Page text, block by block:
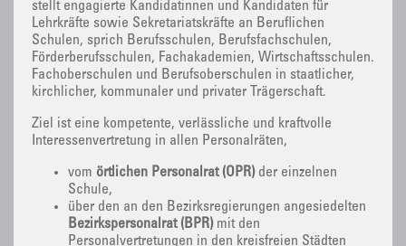
stellt engagierte Kandidatinnen und Kandidaten für
Lehrkräfte sowie Sekretariatskräfte an Beruflichen
Schulen, sprich Berufsschulen, Berufsfachschulen,
Förderberufsschulen, Fachakademien, Wirtschaftsschulen.
Fachoberschulen und Berufsoberschulen in staatlicher,
kirchlicher, kommunaler und privater Trägerschaft.
Ziel ist eine kompetente, verlässliche und kraftvolle
Interessenvertretung in allen Personalräten,
vom örtlichen Personalrat (ÖPR)der einzelnen
Schule,
über den an den Bezirksregierungen angesiedelten
Bezirkspersonalrat (BPR)mit den
Personalvertretungen in den kreisfreien Städten